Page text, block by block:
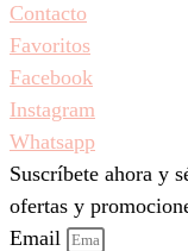
Contacto
Favoritos
Facebook
Instagram
Whatsapp
Suscríbete ahora y
ofertas y
Email